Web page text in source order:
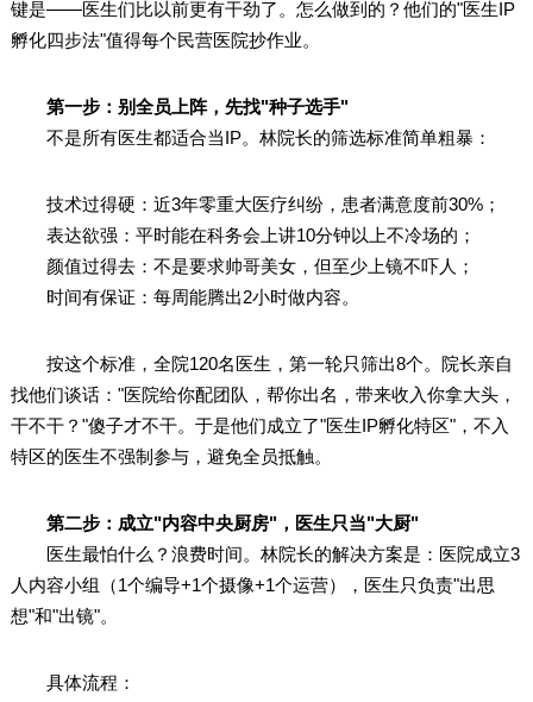
键是——医生们比以前更有干劲了。怎么做到的？他们的"医生IP
孵化四步法"值得每个民营医院抄作业。
第一步：别全员上阵，先找"种子选手"
不是所有医生都适合当IP。林院长的筛选标准简单粗暴：
技术过得硬：近3年零重大医疗纠纷，患者满意度前30%；
表达欲强：平时能在科务会上讲10分钟以上不冷场的；
颜值过得去：不是要求帅哥美女，但至少上镜不吓人；
时间有保证：每周能腾出2小时做内容。
按这个标准，全院120名医生，第一轮只筛出8个。院长亲自
找他们谈话："医院给你配团队，帮你出名，带来收入你拿大头，
干不干？"傻子才不干。于是他们成立了"医生IP孵化特区"，不入
特区的医生不强制参与，避免全员抵触。
第二步：成立"内容中央厨房"，医生只当"大厨"
医生最怕什么？浪费时间。林院长的解决方案是：医院成立3
人内容小组（1个编导+1个摄像+1个运营），医生只负责"出思
想"和"出镜"。
具体流程：